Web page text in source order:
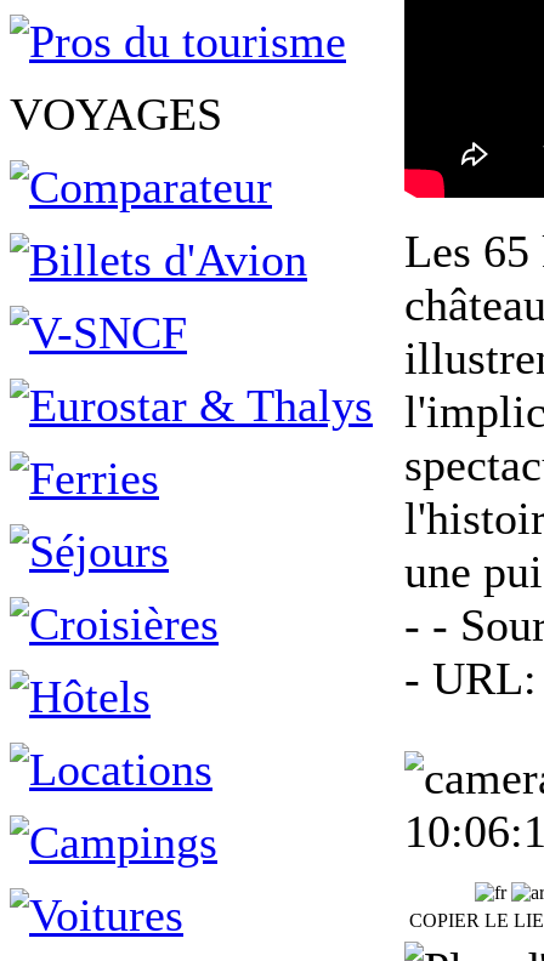
VOYAGES
Les 65
une
- -
-
COPIER LE